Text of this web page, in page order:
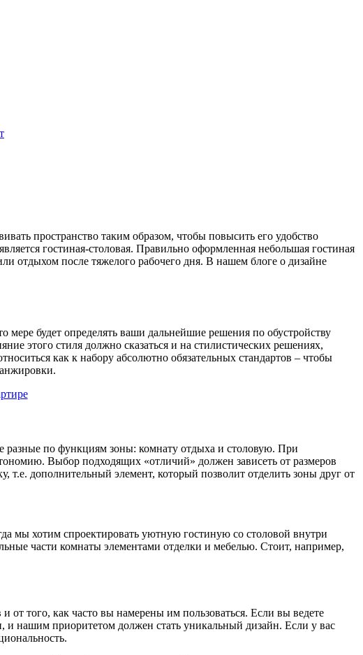
пространство таким образом, чтобы повысить его удобство
гостиная-столовая. Правильно оформленная небольшая гостиная
отдыхом после тяжелого рабочего дня. В нашем блоге о дизайне
мере будет определять ваши дальнейшие решения по обустройству
этого стиля должно сказаться и на стилистических решениях,
как к набору абсолютно обязательных стандартов – чтобы
разные по функциям зоны: комнату отдыха и столовую. При
Выбор подходящих «отличий» должен зависеть от размеров
дополнительный элемент, который позволит отделить зоны друг от
мы хотим спроектировать уютную гостиную со столовой внутри
части комнаты элементами отделки и мебелью. Стоит, например,
от того, как часто вы намерены им пользоваться. Если вы ведете
и нашим приоритетом должен стать уникальный дизайн. Если у вас